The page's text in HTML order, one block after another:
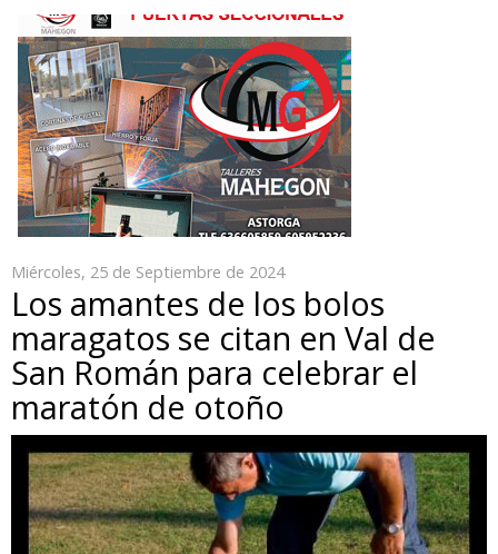
Miércoles, 25 de Septiembre de 2024
Los amantes de los bolos
maragatos se citan en Val de
San Román para celebrar el
maratón de otoño